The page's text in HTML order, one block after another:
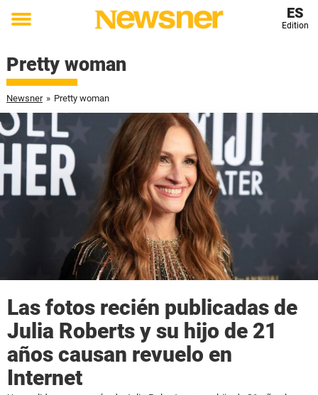
Toggle
ES
Edition
Pretty woman
Newsner » Pretty woman
Las fotos recién publicadas de
Julia Roberts y su hijo de 21
años causan revuelo en
Internet